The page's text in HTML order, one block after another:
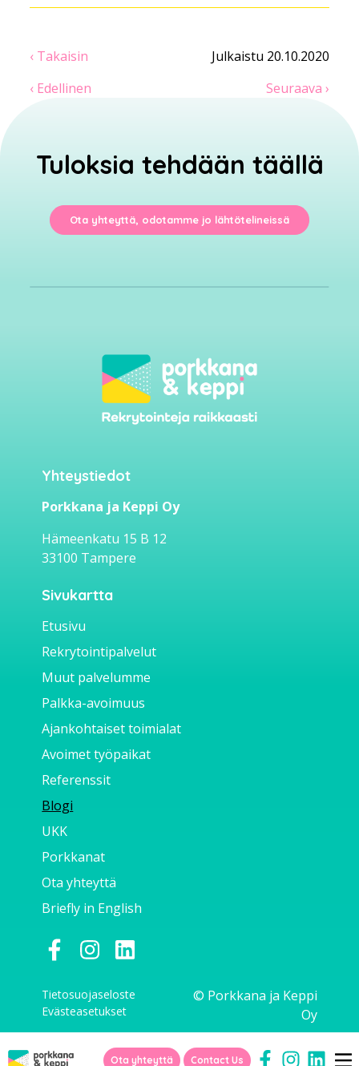
Ota yhteyttä Contact Us
‹ Takaisin
Julkaistu 20.10.2020
‹ Edellinen
Seuraava ›
Tuloksia tehdään täällä
Ota yhteyttä, odotamme jo lähtötelineissä
Yhteystiedot
Porkkana ja Keppi Oy
Hämeenkatu 15 B 12
33100 Tampere
Sivukartta
Etusivu
Rekrytointipalvelut
Muut palvelumme
Palkka-avoimuus
Ajankohtaiset toimialat
Avoimet työpaikat
Referenssit
Blogi
UKK
Porkkanat
Ota yhteyttä
Briefly in English
Tietosuojaseloste
Evästeasetukset
© Porkkana ja Keppi
Oy